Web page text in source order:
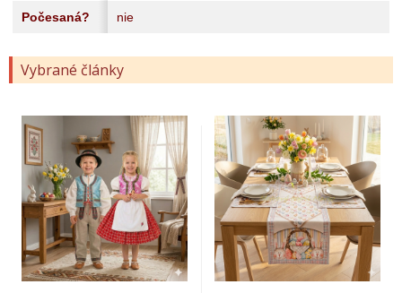
Počesaná? nie
Vybrané články